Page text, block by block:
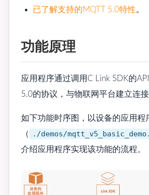
已了解支持的MQTT 5.0特性。
功能原理
应用程序通过调用C Link SDK的API
5.0的协议，与物联网平台建立连接
如下功能时序图，以设备的应用程
（
./demos/
介绍应用程序实现该功能的流程。